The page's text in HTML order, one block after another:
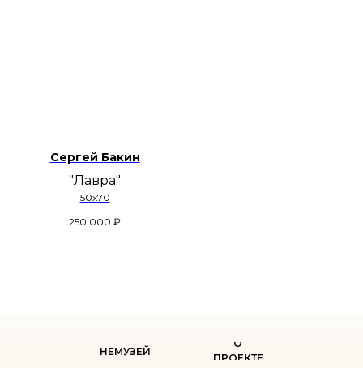
Сергей Бакин
"Лавра"
50х70
250 000 ₽
НЕМУЗЕЙ
О
ПРОЕКТЕ